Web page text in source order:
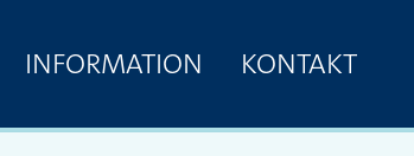
INFORMATION KONTAKT